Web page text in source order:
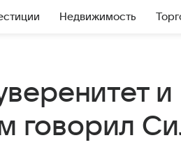
Недвижимость
и
говорил